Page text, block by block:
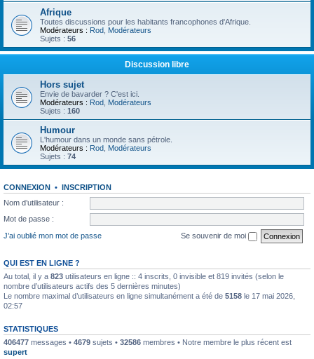
Afrique
Toutes discussions pour les habitants francophones d'Afrique.
Modérateurs : Rod Modérateurs
Sujets : 56
Discussion libre
Hors sujet
Envie de bavarder ? C'est ici.
Modérateurs : Rod Modérateurs
Sujets : 160
Humour
L'humour dans un monde sans pétrole.
Modérateurs : Rod Modérateurs
Sujets : 74
CONNEXION • INSCRIPTION
Nom d’utilisateur :
Mot de passe :
J’ai oublié mon mot de passe
Se souvenir de moi
QUI EST EN LIGNE ?
Au total, il y a 823 utilisateurs en ligne :: 4 inscrits, 0 invisible et 819 invités (selon le
nombre d’utilisateurs actifs des 5 dernières minutes)
Le nombre maximal d’utilisateurs en ligne simultanément a été de 5158 le 17 mai 2026,
02:57
STATISTIQUES
406477 messages • 4679 sujets • 32586 membres • Notre membre le plus récent est
supert